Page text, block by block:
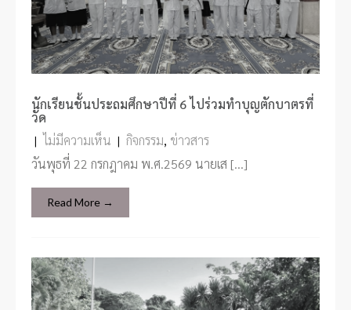
นักเรียนชั้นประถมศึกษาปีที่ 6 ไปร่วมทำบุญตักบาตรที่
วัด
| ไม่มีความเห็น | กิจกรรม, ข่าวสาร
วันพุธที่ 22 กรกฎาคม พ.ศ.2569 นายเส […]
Read More →